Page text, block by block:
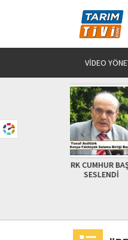
VIDEO
Lina
Çiftçi: